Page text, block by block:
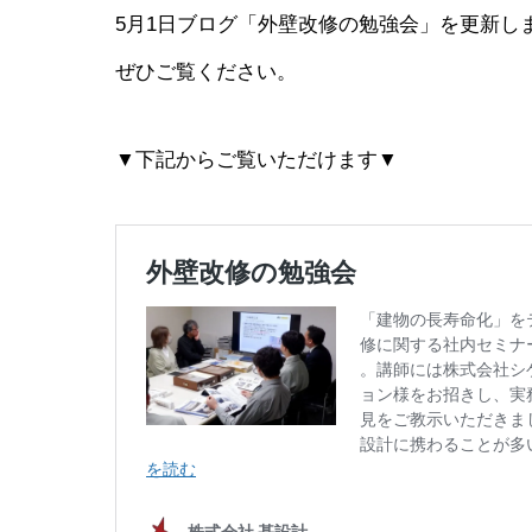
5月1日ブログ「外壁改修の勉強会」を更新し
ぜひご覧ください。
▼下記からご覧いただけます▼